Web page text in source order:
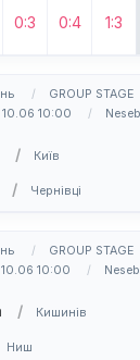
0:3 0:4 1:3
GROUP STAGE
10.06 10:00
Київ
Чернівці
GROUP STAGE
10.06 10:00
Кишинів
Ниш